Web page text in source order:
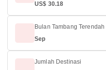
US$ 30.18
Bulan Tambang Terendah
Sep
Jumlah Destinasi